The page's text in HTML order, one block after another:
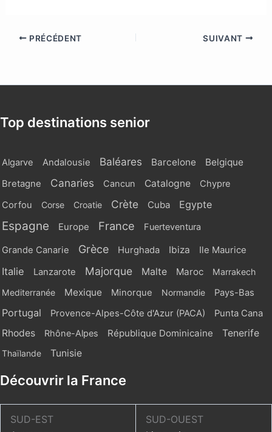
PRÉCÉDENT SUIVANT
Top destinations senior
Algarve Andalousie Baléares Barcelone Belgique
Bretagne Canaries Cancun Catalogne
Chypre
Corfou
Corse Croatie Crète Cuba Egypte
Espagne Europe France Fuerteventura
Grande Canarie Grèce Hurghada Ibiza Ile Maurice
Italie Lanzarote Majorque Malte Maroc
Marrakech
Mediterranée
Mexique Minorque Normandie Pays-Bas
Portugal Provence-Alpes-Côte d'Azur (PACA) Punta Cana
Rhodes Rhône-Alpes République Dominicaine Tenerife
Thaïlande Tunisie
Découvrir la France
SUD-EST
SUD-OUEST